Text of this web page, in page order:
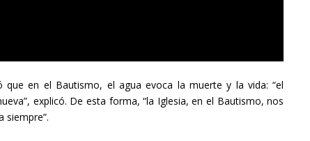
que en el Bautismo, el agua evoca la muerte y la vida: “el
explicó. De esta forma, “la Iglesia, en el Bautismo, nos
siempre”.